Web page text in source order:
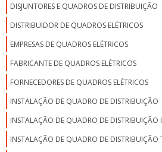
DISJUNTORES E QUADROS DE DISTRIBUIÇÃO
DISTRIBUIDOR DE QUADROS ELÉTRICOS
EMPRESAS DE QUADROS ELÉTRICOS
FABRICANTE DE QUADROS ELÉTRICOS
FORNECEDORES DE QUADROS ELÉTRICOS
INSTALAÇÃO DE QUADRO DE DISTRIBUIÇÃO
INSTALAÇÃO DE QUADRO DE DISTRIBUIÇÃO
INSTALAÇÃO DE QUADRO DE DISTRIBUIÇÃO